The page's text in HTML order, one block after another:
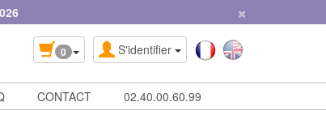
×
S'identifier
0
CONTACT
02.40.00.60.99